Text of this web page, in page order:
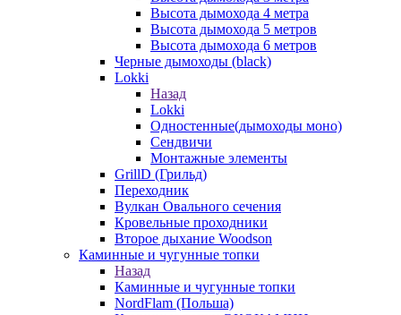
Высота дымохода 4 метра
Высота дымохода 5 метров
Высота дымохода 6 метров
Черные дымоходы (black)
Lokki
Назад
Lokki
Одностенные(дымоходы моно)
Сендвичи
Монтажные элементы
GrillD (Грильд)
Переходник
Вулкан Овального сечения
Кровельные проходники
Второе дыхание Woodson
Каминные и чугунные топки
Назад
Каминные и чугунные топки
NordFlam (Польша)